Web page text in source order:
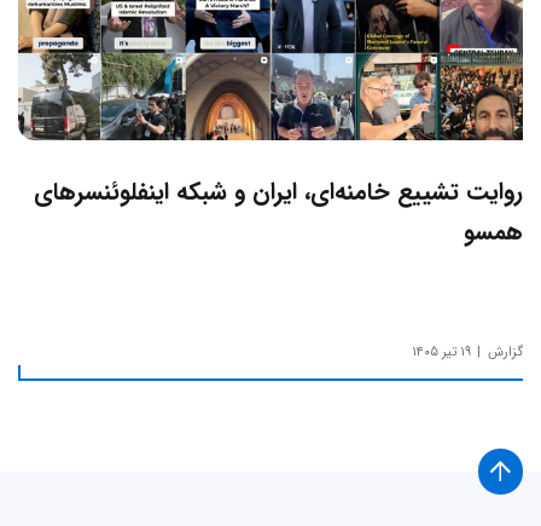
روایت تشییع خامنه‌ای، ایران و شبکه اینفلوئنسرهای
همسو
گزارش ۱۹ تیر ۱۴۰۵